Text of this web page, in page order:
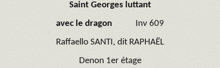
Saint Georges luttant
avec le dragon Inv 609
Raffaello SANTI, dit RAPHAËL
Denon 1er étage